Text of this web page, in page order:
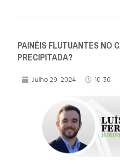
PAINÉIS FLUTUANTES NO
PRECIPITADA?
Julho 29, 2024 10:30